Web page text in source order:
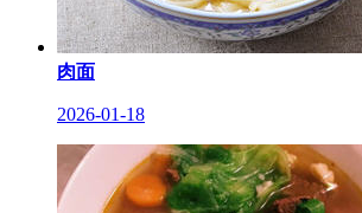
肉面
2026-01-18